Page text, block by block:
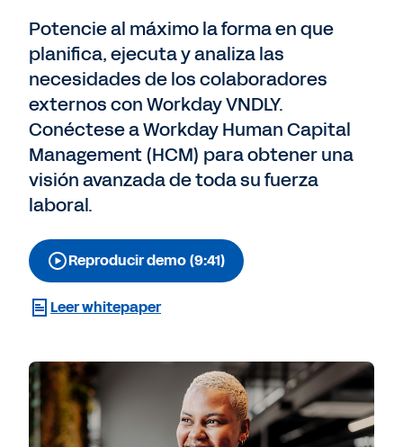
Potencie al máximo la forma en que
planifica, ejecuta y analiza las
necesidades de los colaboradores
externos con Workday VNDLY.
Conéctese a Workday Human Capital
Management (HCM) para obtener una
visión avanzada de toda su fuerza
laboral.
Reproducir demo (9:41)
Leer whitepaper